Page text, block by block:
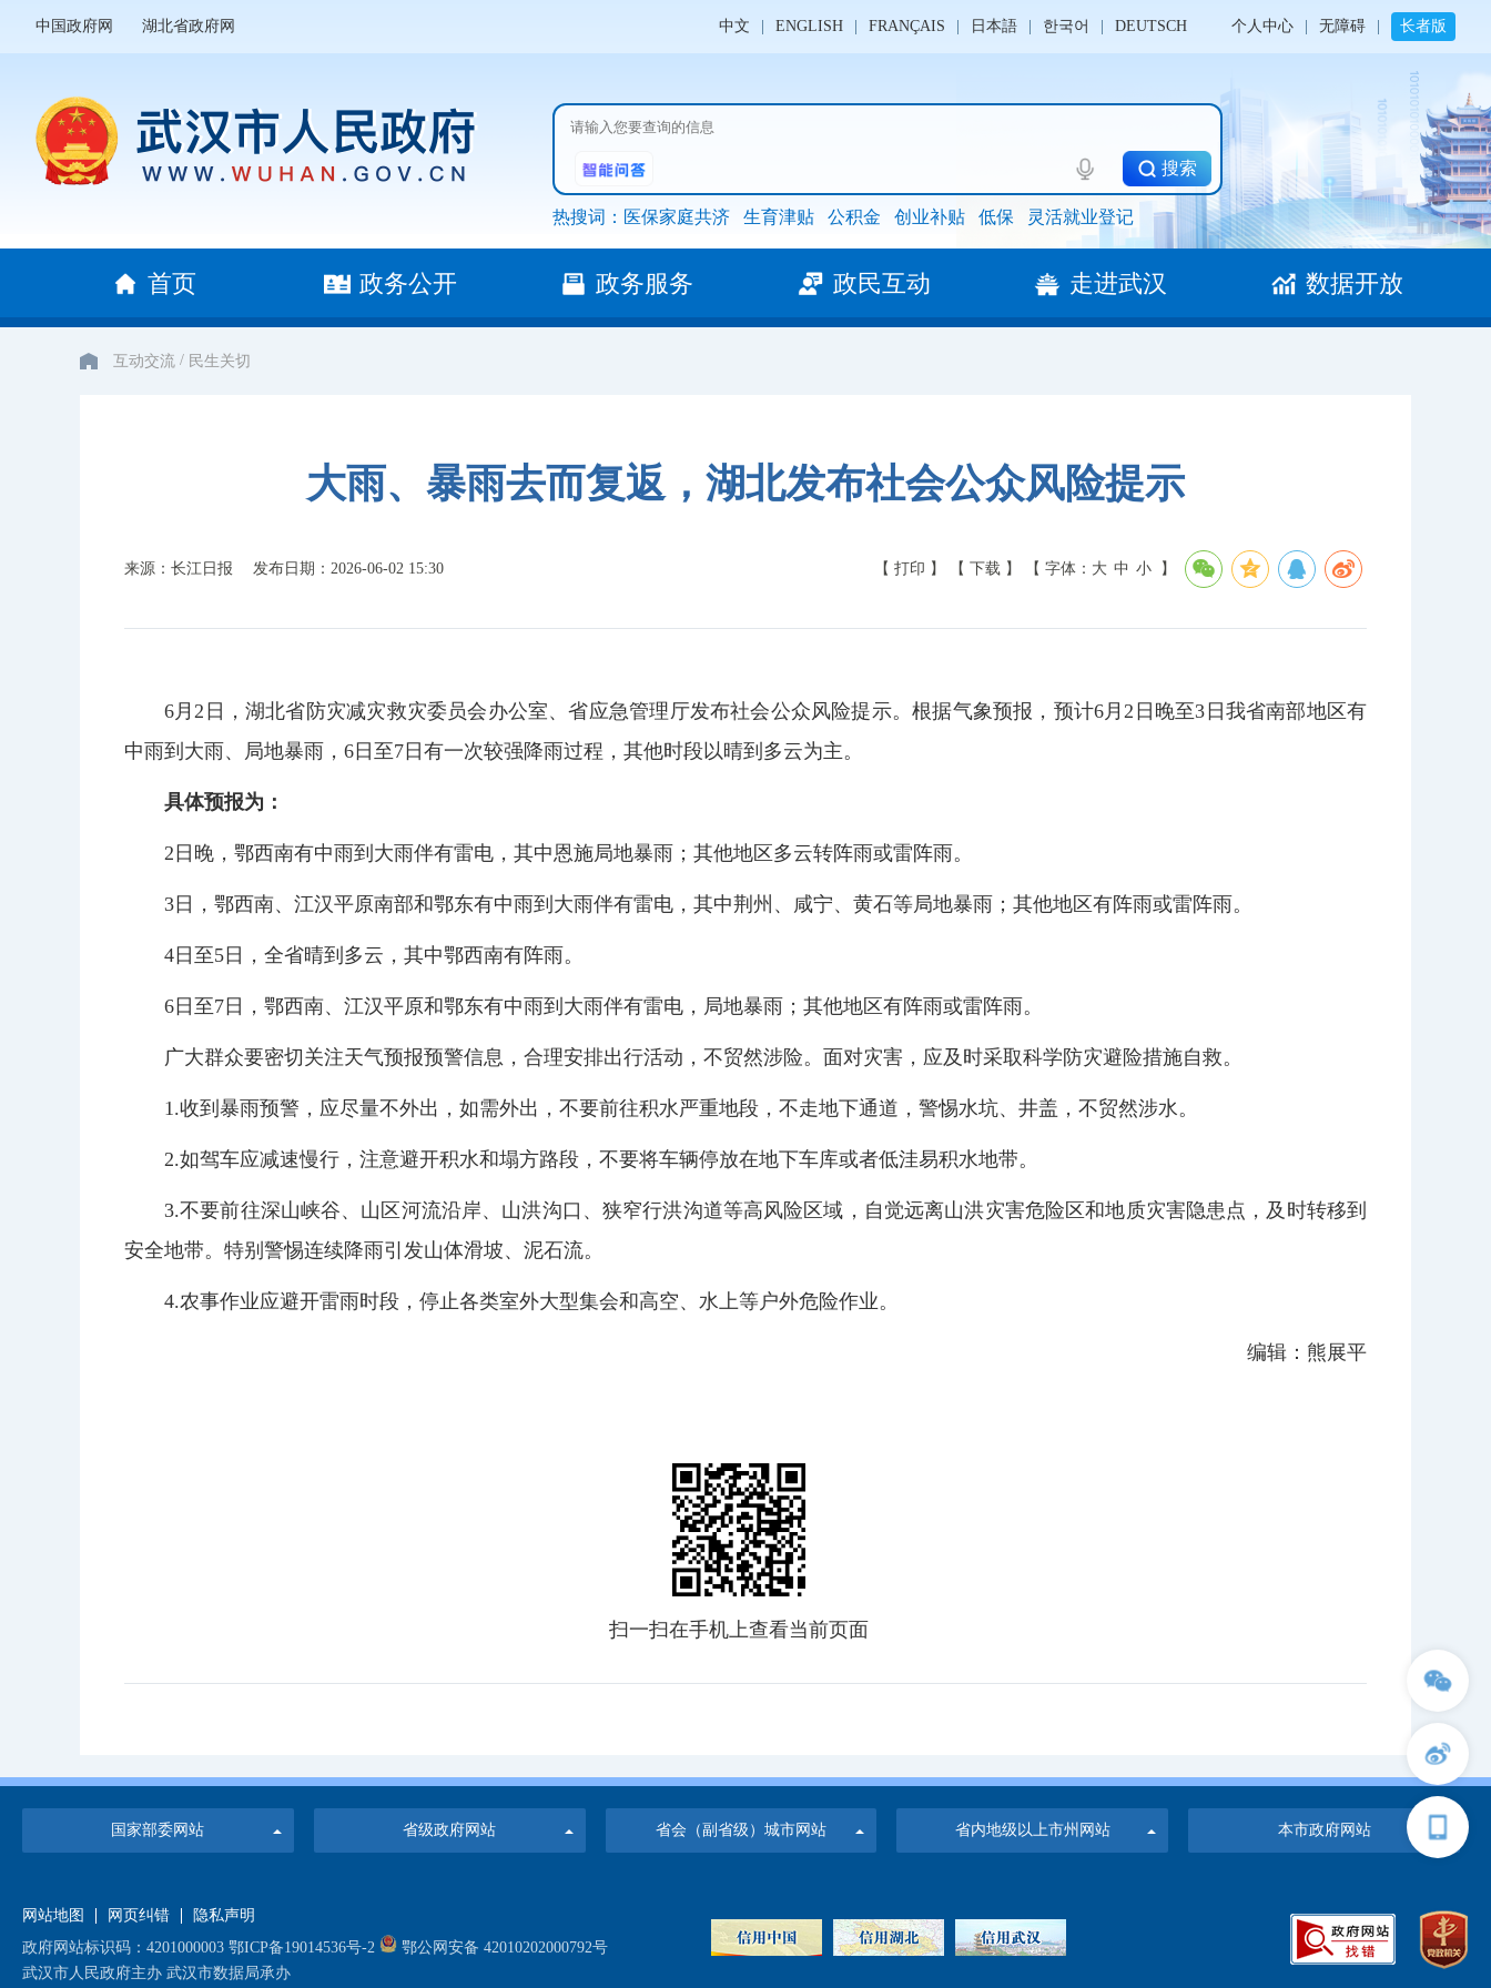
中国政府网 湖北省政府网 中文 ENGLISH FRANÇAIS 日本語 한국어 DEUTSCH 个人中心 无障碍 长者版
搜索
热搜词： 医保家庭共济 生育津贴 公积金 创业补贴 低保 灵活就业登记
首页 政务公开 政务服务 政民互动 走进武汉 数据开放
互动交流 / 民生关切
大雨、暴雨去而复返，湖北发布社会公众风险提示
来源：长江日报 发布日期：2026-06-02 15:30 【 打印 】 【 下载 】 【 字体： 大 中 小 】
6月2日，湖北省防灾减灾救灾委员会办公室、省应急管理厅发布社会公众风险提示。根据气象预报，预计6月2日晚至3日我省南部地区有
中雨到大雨、局地暴雨，6日至7日有一次较强降雨过程，其他时段以晴到多云为主。
具体预报为：
2日晚，鄂西南有中雨到大雨伴有雷电，其中恩施局地暴雨；其他地区多云转阵雨或雷阵雨。
3日，鄂西南、江汉平原南部和鄂东有中雨到大雨伴有雷电，其中荆州、咸宁、黄石等局地暴雨；其他地区有阵雨或雷阵雨。
4日至5日，全省晴到多云，其中鄂西南有阵雨。
6日至7日，鄂西南、江汉平原和鄂东有中雨到大雨伴有雷电，局地暴雨；其他地区有阵雨或雷阵雨。
广大群众要密切关注天气预报预警信息，合理安排出行活动，不贸然涉险。面对灾害，应及时采取科学防灾避险措施自救。
1.收到暴雨预警，应尽量不外出，如需外出，不要前往积水严重地段，不走地下通道，警惕水坑、井盖，不贸然涉水。
2.如驾车应减速慢行，注意避开积水和塌方路段，不要将车辆停放在地下车库或者低洼易积水地带。
3.不要前往深山峡谷、山区河流沿岸、山洪沟口、狭窄行洪沟道等高风险区域，自觉远离山洪灾害危险区和地质灾害隐患点，及时转移到
安全地带。特别警惕连续降雨引发山体滑坡、泥石流。
4.农事作业应避开雷雨时段，停止各类室外大型集会和高空、水上等户外危险作业。
编辑：熊展平
扫一扫在手机上查看当前页面
国家部委网站 省级政府网站 省会（副省级）城市网站 省内地级以上市州网站 本市政府网站
网站地图 网页纠错
隐私声明
政府网站标识码：4201000003 鄂ICP备19014536号-2
鄂公网安备 42010202000792号
武汉市人民政府主办 武汉市数据局承办